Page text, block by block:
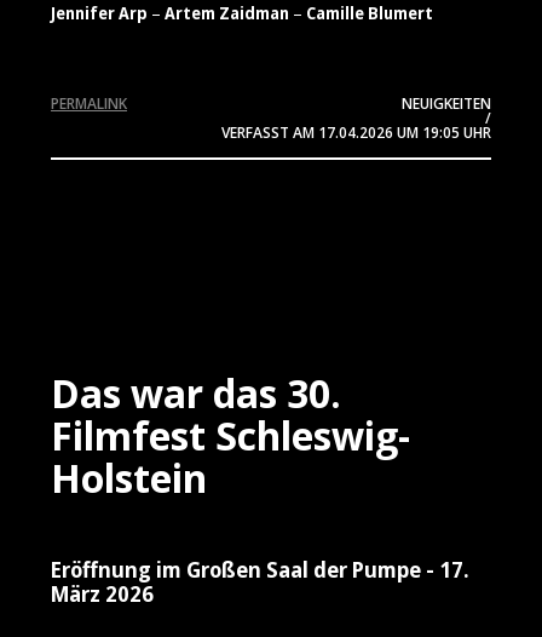
Jennifer Arp – Artem Zaidman – Camille Blumert
NEUIGKEITEN
/
VERFASST AM 17.04.2026 UM 19:05 UHR
PERMALINK
Das war das 30.
Filmfest Schleswig-
Holstein
Eröffnung im Großen Saal der Pumpe - 17.
März 2026